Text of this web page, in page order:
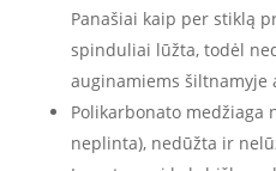
Panašiai kaip per stiklą
spinduliai lūžta, todėl
auginamiems šiltnamyje
Polikarbonato medžiaga
neplinta), nedūžta ir